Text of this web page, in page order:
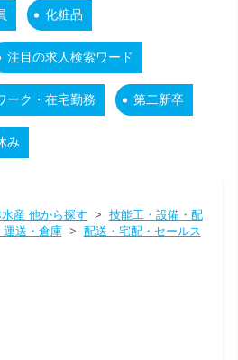
化粧品
注目の求人検索ワード
ーク・在宅勤務 第二新卒
み
産 他から探す > 技能工・設備・配
運送・倉庫> 配送・宅配・セールス